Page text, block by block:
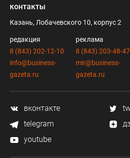
контакты
Казань, Лобачевского 10, корпус 2
редакция
8 (843) 202-12-10
info@business-
gazeta.ru
реклама
8 (843) 203-48-47
mir@business-
gazeta.ru
вконтакте
telegram
youtube